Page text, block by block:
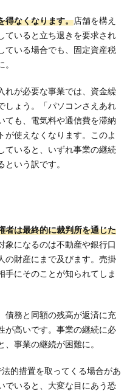
得なくなります。店舗を構え
ていると立ち退きを要求され
ている場合でも、固定資産税
れが必要な事業では、資金繰
しょう。「パソコンさえあれ
ても、電気料や通信費を滞納
が使えなくなります。このよ
ていると、いずれ事業の継続
いう訳です。
者は最終的に裁判所を通じた
象になるのは不動産や銀行口
の財産にまで及びます。売掛
手にそのことが知られてしま
債務と同額の残高が返済に充
が高いです。事業の継続に必
事業の継続が困難に。
的措置を取ってくる場合があ
でいると、大変な目にあう恐